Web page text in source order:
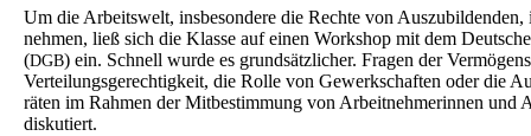
Um die Arbeits­welt, insbe­son­de­re die Rechte von
nehmen, ließ sich die Klasse auf einen Workshop mit dem
(DGB) ein. Schnell wurde es grund­sätz­li­cher. Fragen der
Vertei­lungs­ge­rech­tig­keit, die Rolle von Gewerk­schaf­ten oder die
rä­ten im Rahmen der Mitbe­stim­mung von Arbeit­neh­me­rin­nen und
diskutiert.